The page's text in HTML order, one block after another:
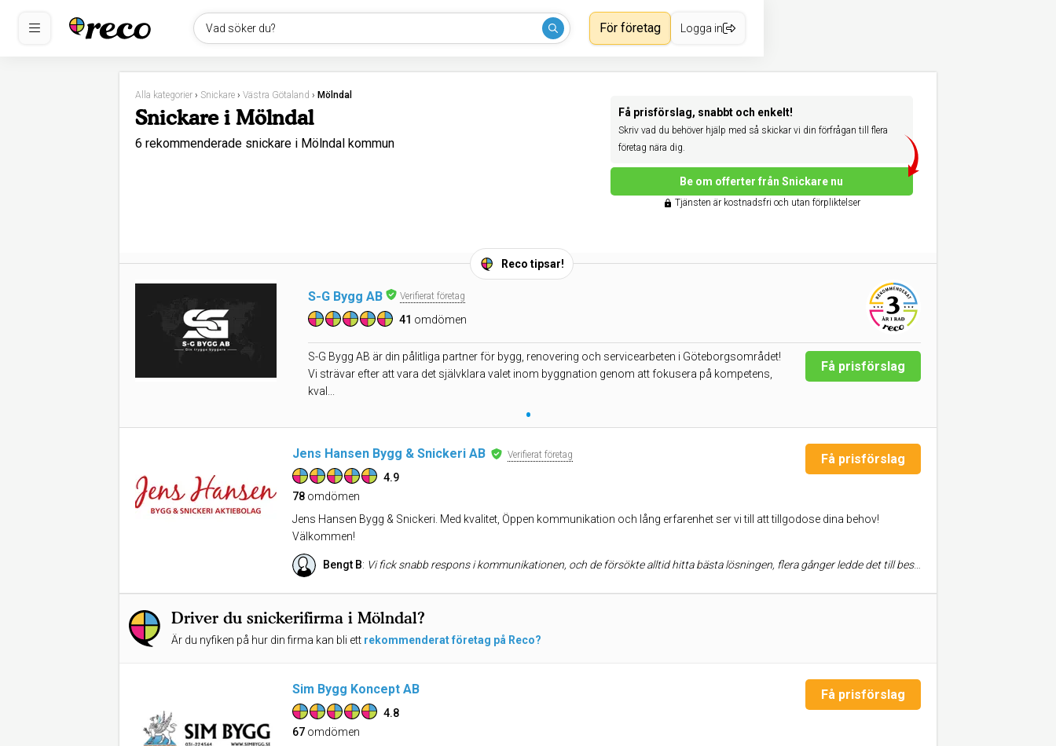
Vad söker du? För företag Logga in
Alla kategorier › Snickare › Västra Götaland › Mölndal
Snickare i Mölndal
6 rekommenderade snickare i Mölndal kommun
Få prisförslag, snabbt och enkelt!
Skriv vad du behöver hjälp med så skickar vi din förfrågan till flera
företag nära dig.
Be om offerter från Snickare nu
Tjänsten är kostnadsfri och utan förpliktelser
Reco tipsar!
S-G Bygg AB Verifierat företag
41 omdömen
S-G Bygg AB är din pålitliga partner för bygg, renovering och servicearbeten i Göteborgsområdet!
Vi strävar efter att vara det självklara valet inom byggnation genom att fokusera på kompetens,
kval...
Få prisförslag
•
Jens Hansen Bygg & Snickeri AB Verifierat företag
4.9
78 omdömen
Få prisförslag
Jens Hansen Bygg & Snickeri. Med kvalitet, Öppen kommunikation och lång erfarenhet ser vi till att tillgodose dina behov!
Välkommen!
Bengt B: Vi fick snabb respons i kommunikationen, och de försökte alltid hitta bästa lösningen, flera gånger ledde det till besparingar, trots att vi hade löpande räkning (mindre intäkter till Jens Hansen). Det blev väldigt fin finish, och allt utfördes väldigt noggrant. En fördel är att gruppen av andra hantverkare som är inblandade i bygget har ett bra samarbete, vilket innebar att samordningen flöt på väldigt bra. Tidplanen hölls, och vi landade under budgeterat pris. Vi rekommenderar Jens Hansen, vår vindsbyggnation låg på ca 1,6 mkr inkl moms
Driver du snickerifirma i Mölndal?
Är du nyfiken på hur din firma kan bli ett rekommenderat företag på Reco?
Sim Bygg Koncept AB
4.8
67 omdömen
Få prisförslag